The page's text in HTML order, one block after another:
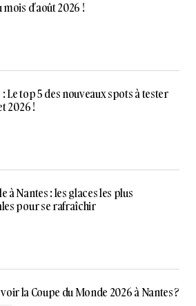
mois d’août 2026 !
Le top 5 des nouveaux spots à tester
2026 !
à Nantes : les glaces les plus
pour se rafraîchir
la Coupe du Monde 2026 à Nantes ?